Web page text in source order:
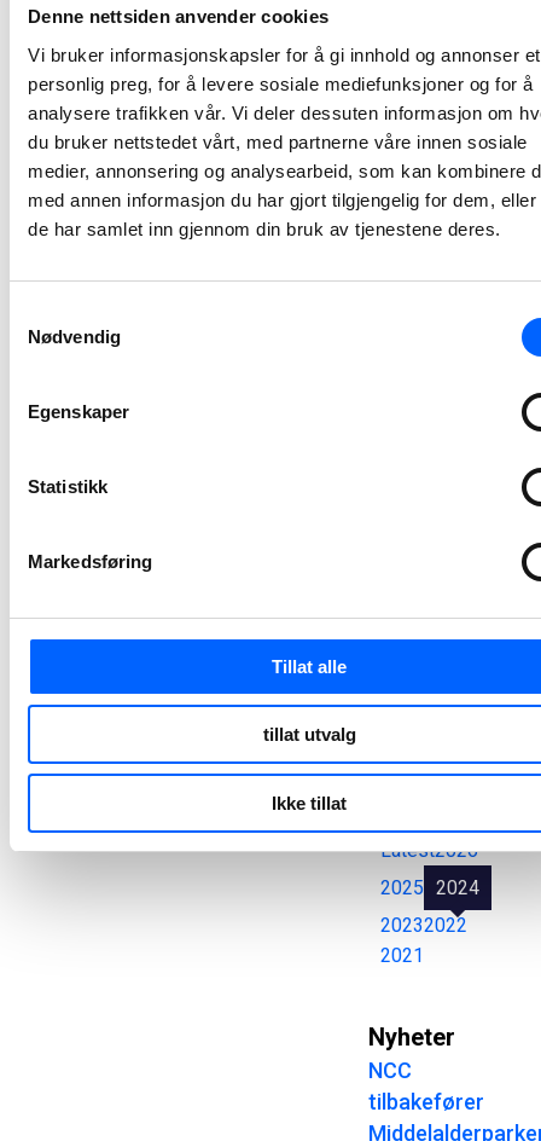
Denne nettsiden anvender cookies
Vi bruker informasjonskapsler for å gi innhold og annonser et
personlig preg, for å levere sosiale mediefunksjoner og for å
analysere trafikken vår. Vi deler dessuten informasjon om
du bruker nettstedet vårt, med partnerne våre innen sosiale
medier, annonsering og analysearbeid, som kan kombinere
med annen informasjon du har gjort tilgjengelig for dem,
de har samlet inn gjennom din bruk av tjenestene deres.
Nødvendig
Egenskaper
Statistikk
Markedsføring
Tillat alle
tillat utvalg
Ikke tillat
NCC bygger
Bentsebrua
skole for Oslo
kommune
NCC og Oslo kommune ved Oslobygg KF har signert kontrakt om bygging av Bentsebrua skole i Treschows gate i Oslo. Ungdomsskolen på 9 000 BTA, med plass til 540 elever, vil få en meget høy miljøstandard. Kontraktssummen er MNOK 360.
2021-11-19 15:23
pressemeldinger
Tøm felt
Latest2026
2025 2024
20232022
2021
Nyheter
NCC
tilbakefører